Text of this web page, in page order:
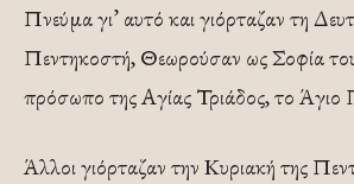
Πνεύμα γι’ αυτό και γιόρταζαν τη
Πεντηκοστή, Θεωρούσαν ως Σοφία
πρόσωπο της Αγίας Τριάδος, το Άγιο
Άλλοι γιόρταζαν την Κυριακή της